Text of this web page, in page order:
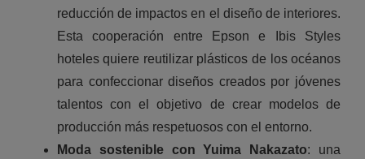
reducción de impactos en el diseño de interiores.
Esta cooperación entre Epson e Ibis Styles
hoteles quiere reutilizar plásticos de los océanos
para confeccionar diseños creados por jóvenes
talentos con el objetivo de crear modelos de
producción más respetuosos con el entorno.
Moda sostenible con Yuima Nakazato: una